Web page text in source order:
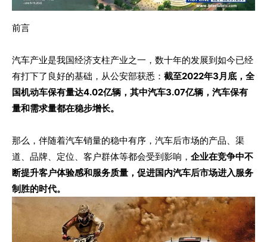
前言
汽车产业是我国经济支柱产业之一，数十年的发展到如今已经
有打下了良好的基础，从公安部获悉： 截至2022年3月底，全
国机动车保有量达4.02亿辆，其中汽车3.07亿辆，汽车保有
量和需求量都在稳步增长。
那么，伴随着汽车销量的稳中有序，汽车后市场的产品、渠
道、品牌、定位、客户群体等都会受到影响， 企业在竞争中不
断提升客户体验感和服务质量，促进国内汽车后市场进入服务
制胜的时代。